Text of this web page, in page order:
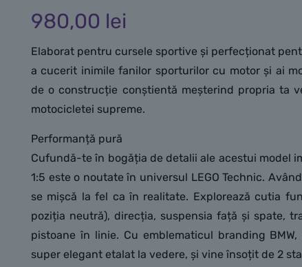
980,00 lei
Elaborat pentru cursele sportive și perfecționat
a cucerit inimile fanilor sporturilor cu motor și ai
de o construcție conștientă meșterind propria ta
motocicletei supreme.
Performanță pură
Cufundă-te în bogăția de detalii ale acestui model
1:5 este o noutate în universul LEGO Technic.
se mișcă la fel ca în realitate. Explorează cutia
poziția neutră), direcția, suspensia față și spate,
pistoane în linie. Cu emblematicul branding
super elegant etalat la vedere, și vine însoțit de 2